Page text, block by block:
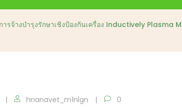
รจ้างบำรุงรักษาเชิงป้องกันเครื่อง Inductively
hnanavet_m1nlgn 0